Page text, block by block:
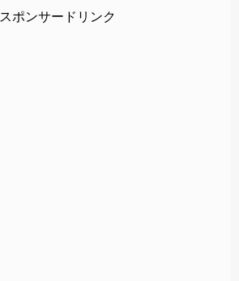
スポンサードリンク